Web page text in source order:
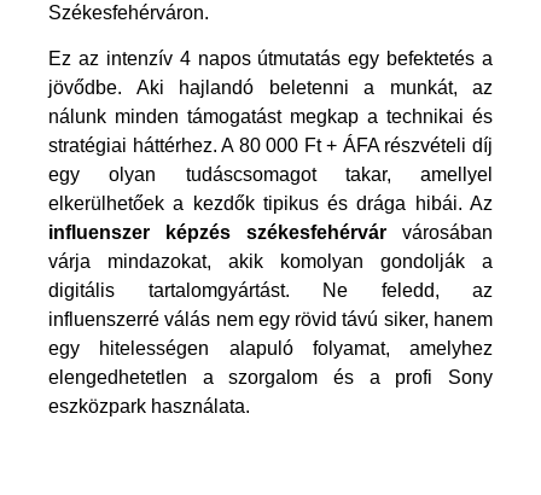
Székesfehérváron.
Ez az intenzív 4 napos útmutatás egy befektetés a
jövődbe. Aki hajlandó beletenni a munkát, az
nálunk minden támogatást megkap a technikai és
stratégiai háttérhez. A 80 000 Ft + ÁFA részvételi díj
egy olyan tudáscsomagot takar, amellyel
elkerülhetőek a kezdők tipikus és drága hibái. Az
influenszer képzés székesfehérvár városában
várja mindazokat, akik komolyan gondolják a
digitális tartalomgyártást. Ne feledd, az
influenszerré válás nem egy rövid távú siker, hanem
egy hitelességen alapuló folyamat, amelyhez
elengedhetetlen a szorgalom és a profi Sony
eszközpark használata.